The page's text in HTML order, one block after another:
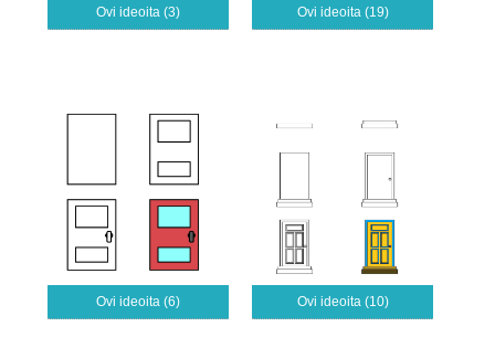
Ovi ideoita (3) Ovi ideoita (19)
Ovi ideoita (6) Ovi ideoita (10)